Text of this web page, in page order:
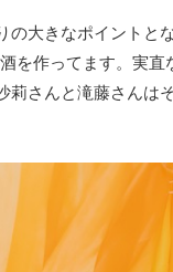
大きなポイントと
を作ってます。実
さんと滝藤さんは